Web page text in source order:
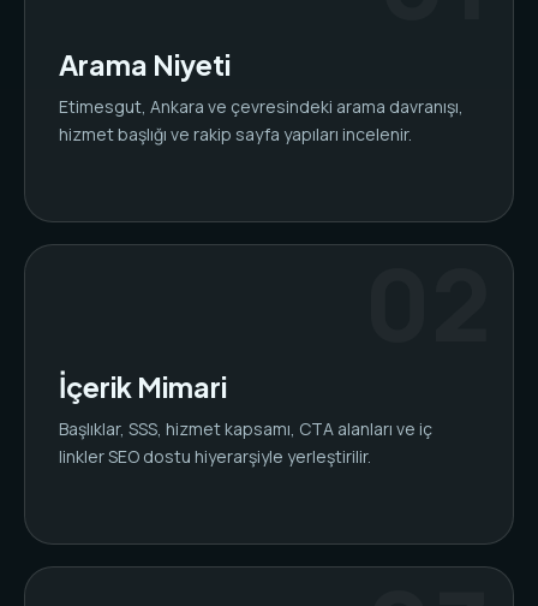
Arama Niyeti
Etimesgut, Ankara ve çevresindeki arama davranışı,
hizmet başlığı ve rakip sayfa yapıları incelenir.
İçerik Mimari
Başlıklar, SSS, hizmet kapsamı, CTA alanları ve iç
linkler SEO dostu hiyerarşiyle yerleştirilir.